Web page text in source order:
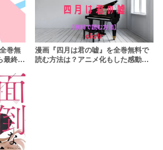
巻無
最終巻
漫画『四月は君の嘘』を全巻無料で
読む方法は？アニメ化もした感動シ